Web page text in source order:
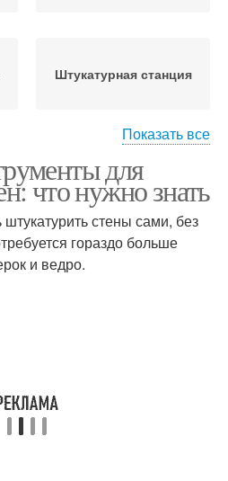
Штукатурная станция
Показать все
для
что нужно знать
стены сами, без
гораздо больше
и ведро.